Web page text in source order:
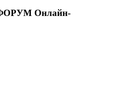
ФОРУМ Онлайн-